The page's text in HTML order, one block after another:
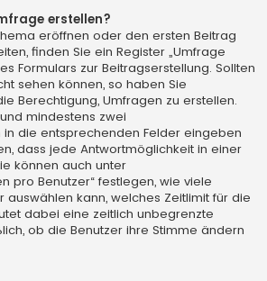
erstellen?
eröffnen oder den ersten Beitrag
finden Sie ein Register „Umfrage
Formulars zur Beitragserstellung. Sollten
sehen können, so haben Sie
Berechtigung, Umfragen zu erstellen.
mindestens zwei
die entsprechenden Felder eingeben
dass jede Antwortmöglichkeit in einer
können auch unter
pro Benutzer“ festlegen, wie viele
auswählen kann, welches Zeitlimit für die
dabei eine zeitlich unbegrenzte
ob die Benutzer ihre Stimme ändern